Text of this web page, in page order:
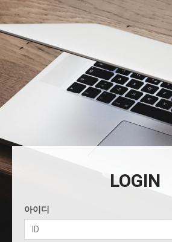
LOGIN
아이디